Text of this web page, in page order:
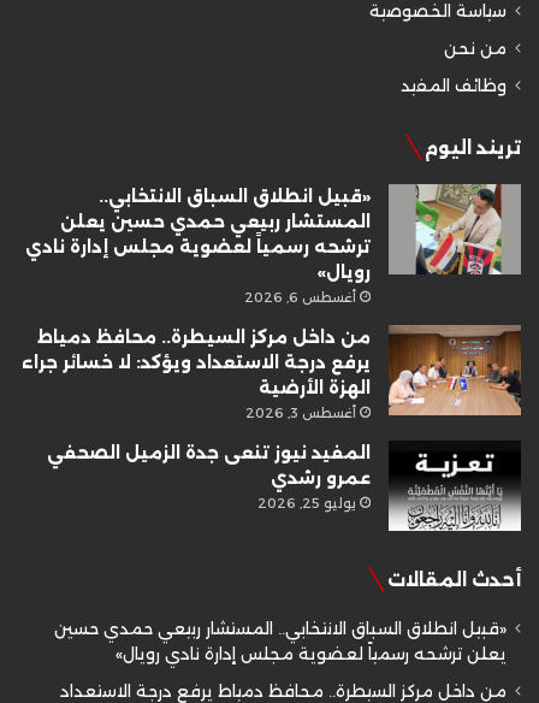
سياسة الخصوصية
من نحن
وظائف المفيد
تريند اليوم
«قبيل انطلاق السباق الانتخابي..
المستشار ربيعي حمدي حسين يعلن
ترشحه رسمياً لعضوية مجلس إدارة نادي
رويال»
أغسطس 6, 2026
من داخل مركز السيطرة.. محافظ دمياط
يرفع درجة الاستعداد ويؤكد: لا خسائر جراء
الهزة الأرضية
أغسطس 3, 2026
المفيد نيوز تنعى جدة الزميل الصحفي
عمرو رشدي
يوليو 25, 2026
أحدث المقالات
«قبيل انطلاق السباق الانتخابي.. المستشار ربيعي حمدي حسين
يعلن ترشحه رسمياً لعضوية مجلس إدارة نادي رويال»
من داخل مركز السيطرة.. محافظ دمياط يرفع درجة الاستعداد